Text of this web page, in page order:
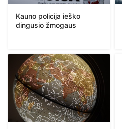
Kauno policija ieško
dingusio žmogaus